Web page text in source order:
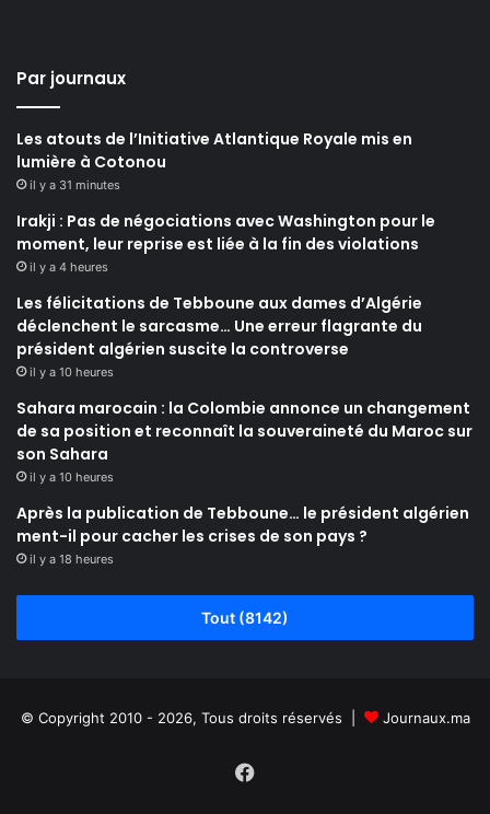
Par journaux
Les atouts de l’Initiative Atlantique Royale mis en
lumière à Cotonou
il y a 31 minutes
Irakji : Pas de négociations avec Washington pour le
moment, leur reprise est liée à la fin des violations
il y a 4 heures
Les félicitations de Tebboune aux dames d’Algérie
déclenchent le sarcasme… Une erreur flagrante du
président algérien suscite la controverse
il y a 10 heures
Sahara marocain : la Colombie annonce un changement
de sa position et reconnaît la souveraineté du Maroc sur
son Sahara
il y a 10 heures
Après la publication de Tebboune… le président algérien
ment-il pour cacher les crises de son pays ?
il y a 18 heures
Tout (8142)
© Copyright 2010 - 2026, Tous droits réservés | Journaux.ma
Facebook